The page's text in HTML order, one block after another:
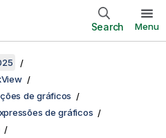
Search Menu
de gráficos
de gráficos